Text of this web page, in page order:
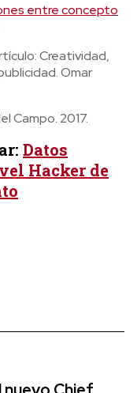
entre concepto
Creatividad,
Omar
Campo. 2017.
Datos
Hacker de